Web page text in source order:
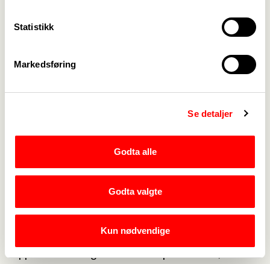
Statistikk
Markedsføring
Se detaljer
Godta alle
Godta valgte
Kun nødvendige
ikke ensidig kan endre arbeidstida for
kontoransatte ved kommunesammenslåinger. I
tillegg må kommunene det gjelder og KS sørge
for at tariffbruddet repareres og at de
Kan ikke ankes
Mette Nord berømmer organisasjonen for alt
godt arbeid som har ført fram til denne seieren.
– Stor takk til tillitsvalgte, kompetansesentrene
og LOs juridiske avdeling og ikke minst til egne
de berørte medlemmene at man ikke kan slette